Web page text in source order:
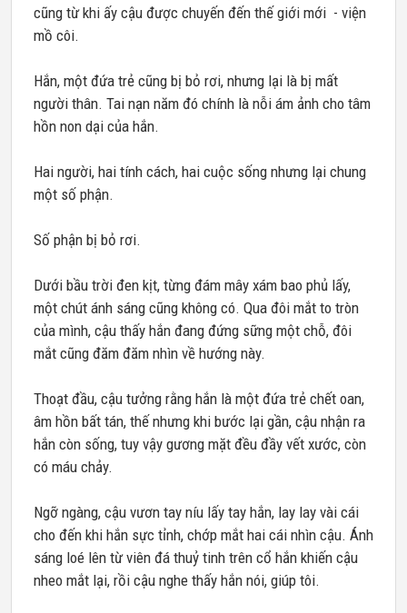
cũng từ khi ấy cậu được chuyến đến thế giới mới - viện
mồ côi.
Hắn, một đứa trẻ cũng bị bỏ rơi, nhưng lại là bị mất
người thân. Tai nạn năm đó chính là nỗi ám ảnh cho tâm
hồn non dại của hắn.
Hai người, hai tính cách, hai cuộc sống nhưng lại chung
một số phận.
Số phận bị bỏ rơi.
Dưới bầu trời đen kịt, từng đám mây xám bao phủ lấy,
một chút ánh sáng cũng không có. Qua đôi mắt to tròn
của mình, cậu thấy hắn đang đứng sững một chỗ, đôi
mắt cũng đăm đăm nhìn về hướng này.
Thoạt đầu, cậu tưởng rằng hắn là một đứa trẻ chết oan,
âm hồn bất tán, thế nhưng khi bước lại gần, cậu nhận ra
hắn còn sống, tuy vậy gương mặt đều đầy vết xước, còn
có máu chảy.
Ngỡ ngàng, cậu vươn tay níu lấy tay hắn, lay lay vài cái
cho đến khi hắn sực tỉnh, chớp mắt hai cái nhìn cậu. Ánh
sáng loé lên từ viên đá thuỷ tinh trên cổ hắn khiến cậu
nheo mắt lại, rồi cậu nghe thấy hắn nói, giúp tôi.